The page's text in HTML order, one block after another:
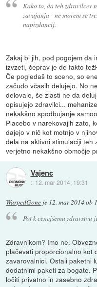
Kako to, da teh
zavajanja - ne morem se
napizdancij.
Zakaj bi jih, pod pogojem da
izvzeti, čeprav je de fakto
Če pogledaš to sceno, so
začudo včasih delujejo. No
delovale, še zlasti ne da
opisujejo zdravilci...
nekakšno spodbujanje
Placebo v narekovajih zato,
dajejo v nič kot motnjo v
dela na aktivni stimulaciji teh
verjetno nekakšno območje
Vajenc
:: 12. mar 2014, 19:31
WarpedGone je 12. mar 2014 ob
Pot k cenejšemu zdravstvu
Zdravnikom? Imo ne.
plačevati proporcionalno kot
zavarovalnici. Ostali paketni
dodatnimi paketi za bogate.
ločiti privatno in zasebno